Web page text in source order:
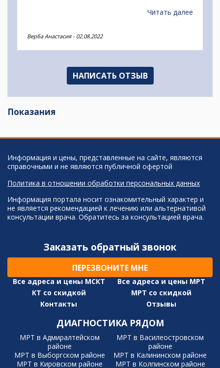
предупредили, поэтому была моральна готова.
Читать далее
Верба Анастасия - 02.08.2022
НАПИСАТЬ ОТЗЫВ
Показания
Информация и цены, представленные на сайте, являются
справочными и не являются публичной офертой
Политика в отношении обработки персональных данных
Информация портала носит ознакомительный характер и
не является рекомендацией к лечению или альтернативой
консультации врача. Обратитесь за консультацией врача.
Заказать обратный звонок
ПЕРЕЗВОНИТЕ МНЕ
Все адреса и цены МСКТ
Все адреса и цены МРТ
КТ со скидкой
МРТ со скидкой
Контакты
Отзывы
ДИАГНОСТИКА РЯДОМ
МРТ в Адмиралтейском
районе
МРТ в Василеостровском
районе
МРТ в Выборгском районе
МРТ в Калининском районе
МРТ в Кировском районе
МРТ в Колпинском районе